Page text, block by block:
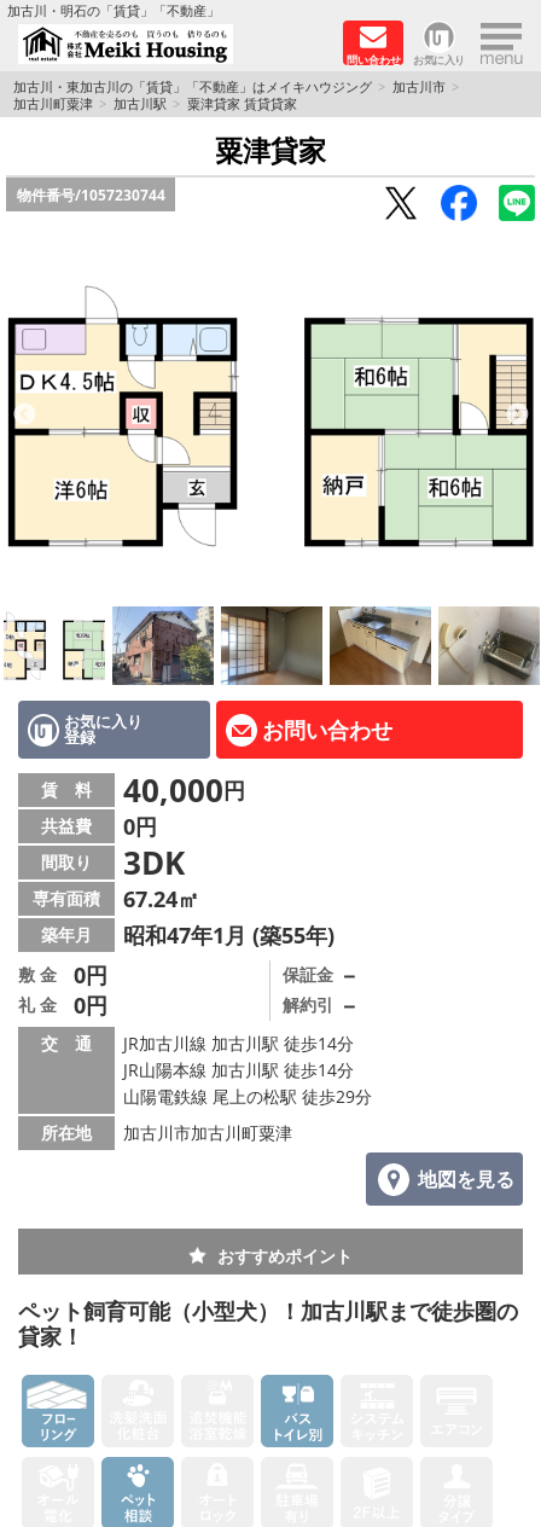
加古川・明石の「賃貸」「不動産」
問い合わせ お気に入り ×
TOPページ
☆メイキハウジングオススメ物件特集☆
都市ガス物件
ファミリー物件
ペットOK物件
保証人不要物件
◆新築物件の新設備で快適♪◆
路線·駅から探す
地域から探す
地図から探す
スタッフ紹介
Instagram
店舗情報·アクセス
会社概要
メールでお問い合わせ
加古川・東加古川の「賃貸」「不動産」はメイキハウジング
加古川市
加古川町粟津
加古川駅 粟津貸家 賃貸貸家
粟津貸家
物件番号/1057230744
お気に入り
登録 お問い合わせ
賃 料 40,000円
共益費 0円
間取り 3DK
専有面積 67.24㎡
築年月 昭和47年1月 (築55年)
敷 金 0円
礼 金 0円
保証金 －
解約引 －
交 通
JR加古川線 加古川駅 徒歩14分
JR山陽本線 加古川駅 徒歩14分
山陽電鉄線 尾上の松駅 徒歩29分
所在地
加古川市加古川町粟津
地図を見る
おすすめポイント
ペット飼育可能（小型犬）！加古川駅まで徒歩圏の
貸家！